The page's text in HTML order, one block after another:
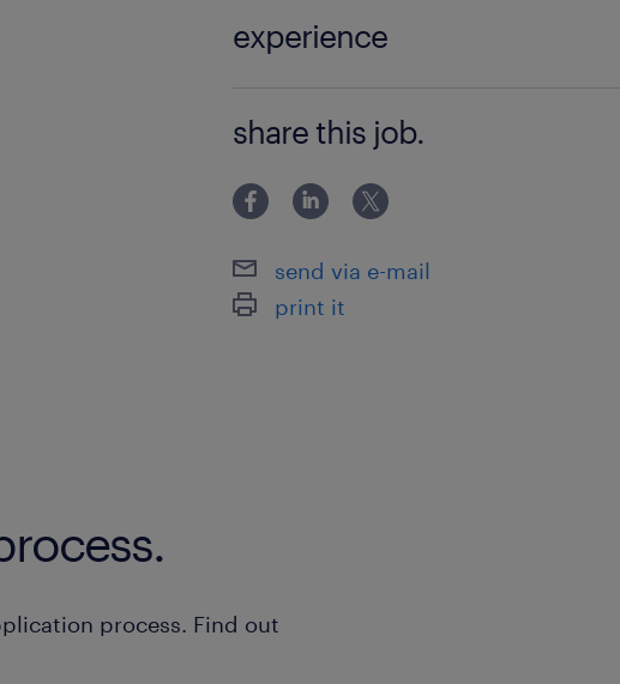
experience
方（文字入力、Excel、Word） 【選考
■適性検査・オンライン説明会 ■面接2
次はオンラインを予
share this job.
send via e-mail
print it
process. Find out